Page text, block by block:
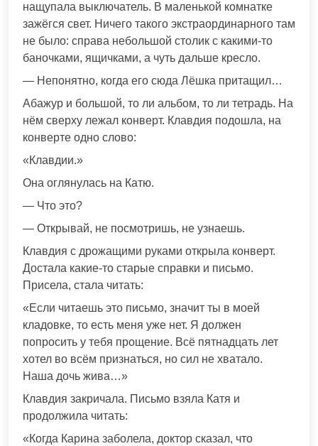
нащупала выключатель. В маленькой комнатке
зажёгся свет. Ничего такого экстраординарного там
не было: справа небольшой столик с какими-то
баночками, ящичками, а чуть дальше кресло.
— Непонятно, когда его сюда Лёшка притащил…
Абажур и большой, то ли альбом, то ли тетрадь. На
нём сверху лежал конверт. Клавдия подошла, на
конверте одно слово:
«Клавдии.»
Она оглянулась на Катю.
— Что это?
— Открывай, не посмотришь, не узнаешь.
Клавдия с дрожащими руками открыла конверт.
Достала какие-то старые справки и письмо.
Присела, стала читать:
«Если читаешь это письмо, значит ты в моей
кладовке, то есть меня уже нет. Я должен
попросить у тебя прощение. Всё пятнадцать лет
хотел во всём признаться, но сил не хватало.
Наша дочь жива…»
Клавдия закричала. Письмо взяла Катя и
продолжила читать:
«Когда Карина заболела, доктор сказал, что